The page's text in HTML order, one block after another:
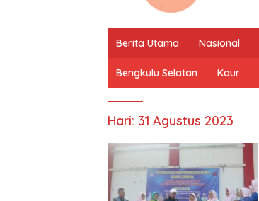
Berita Utama Nasional
Bengkulu Selatan Kaur
Hari: 31 Agustus 2023